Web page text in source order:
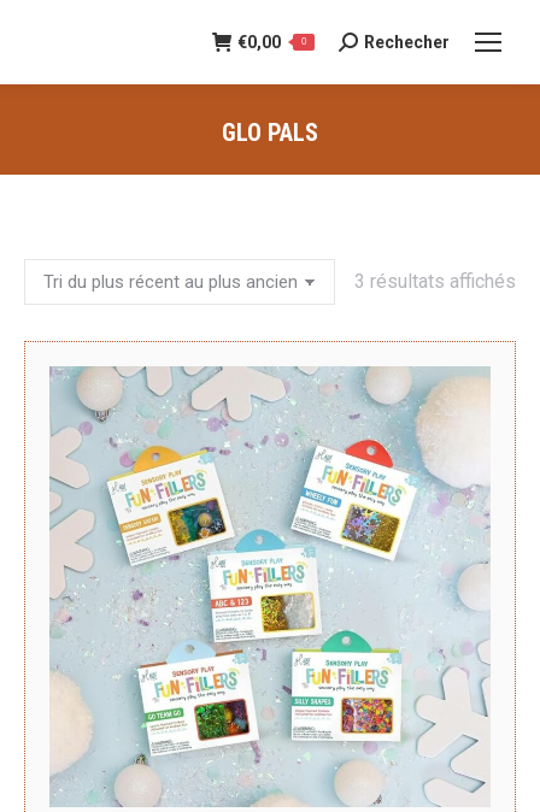
€0,00 0
Recherche
:
Rechecher
GLO PALS
3 résultats affichés
au